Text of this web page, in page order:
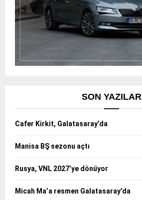
SON YAZILAR
Cafer Kirkit, Galatasaray’da
Manisa BŞ sezonu açtı
Rusya, VNL 2027’ye dönüyor
Micah Ma’a resmen Galatasaray’da